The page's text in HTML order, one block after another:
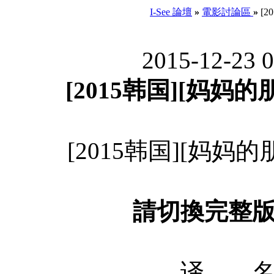
I-See 論壇 » 電影討論區 »
2015-12-23
[2015韩国][妈妈的
[2015韩国][妈妈的
請切換完整